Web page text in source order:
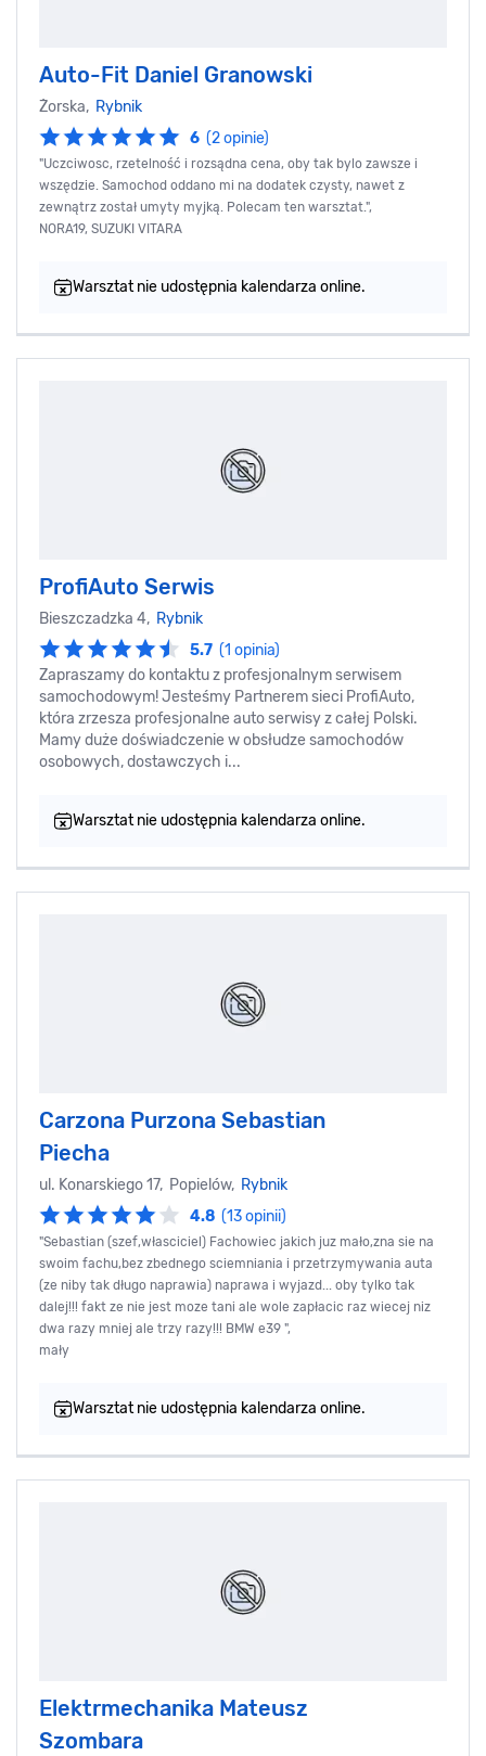
Auto-Fit Daniel Granowski
Żorska, Rybnik
6 (2 opinie)
"Uczciwosc, rzetelność i rozsądna cena, oby tak bylo zawsze i
wszędzie. Samochod oddano mi na dodatek czysty, nawet z
zewnątrz został umyty myjką. Polecam ten warsztat.",
NORA19, SUZUKI VITARA
Warsztat nie udostępnia kalendarza online.
ProfiAuto Serwis
Bieszczadzka 4, Rybnik
5.7 (1 opinia)
Zapraszamy do kontaktu z profesjonalnym serwisem
samochodowym! Jesteśmy Partnerem sieci ProfiAuto,
która zrzesza profesjonalne auto serwisy z całej Polski.
Mamy duże doświadczenie w obsłudze samochodów
osobowych, dostawczych i...
Warsztat nie udostępnia kalendarza online.
Carzona Purzona Sebastian
Piecha
ul. Konarskiego 17, Popielów, Rybnik
4.8 (13 opinii)
"Sebastian (szef,własciciel) Fachowiec jakich juz mało,zna sie na
swoim fachu,bez zbednego sciemniania i przetrzymywania auta
(ze niby tak długo naprawia) naprawa i wyjazd... oby tylko tak
dalej!!! fakt ze nie jest moze tani ale wole zapłacic raz wiecej niz
dwa razy mniej ale trzy razy!!! BMW e39 ",
mały
Warsztat nie udostępnia kalendarza online.
Elektrmechanika Mateusz
Szombara